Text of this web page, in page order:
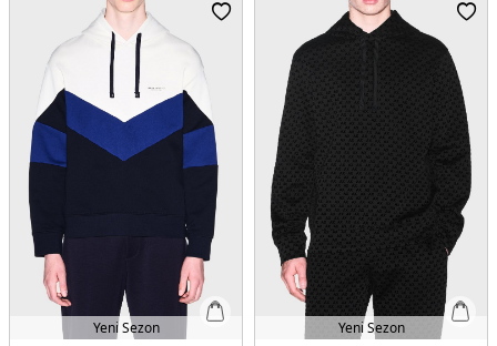
Yeni Sezon Yeni Sezon